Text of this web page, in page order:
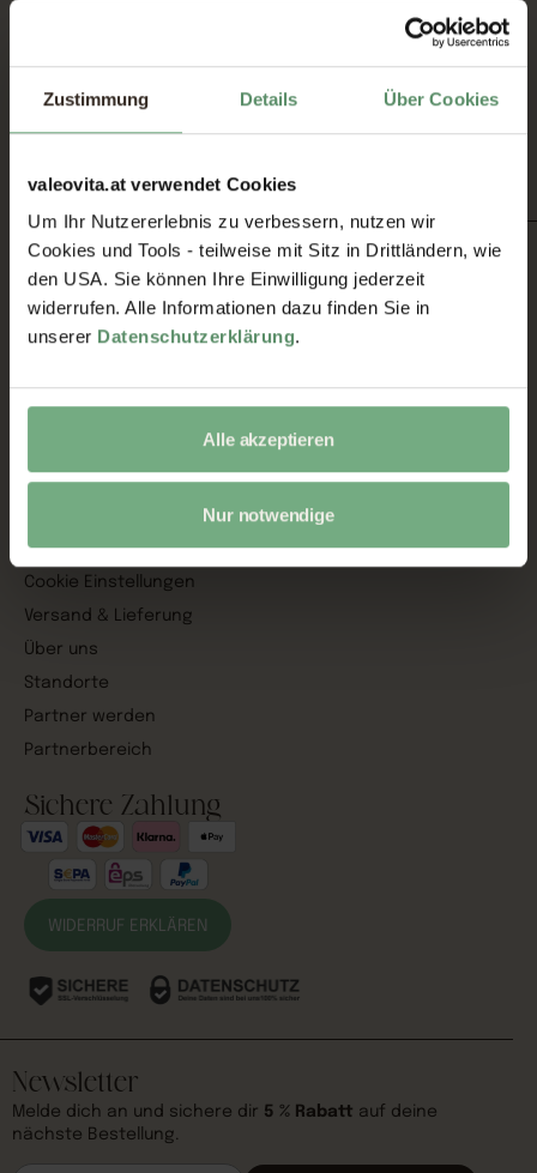
Zustimmung Details Über Cookies
valeovita.at verwendet Cookies
Um Ihr Nutzererlebnis zu verbessern, nutzen wir
Cookies und Tools - teilweise mit Sitz in Drittländern, wie
den USA. Sie können Ihre Einwilligung jederzeit
widerrufen. Alle Informationen dazu finden Sie in
unserer Datenschutzerklärung.
Alle akzeptieren
Nur notwendige
@valeovita.official
Sortiment
Alle Produkte
Antioxidantien
Aminosäuren
Kontakt
Cookie Einstellungen
Versand & Lieferung
Über uns
Standorte
Partner werden
Partnerbereich
Sichere Zahlung
WIDERRUF ERKLÄREN
Newsletter
Melde dich an und sichere dir 5 % Rabatt auf deine
nächste Bestellung.